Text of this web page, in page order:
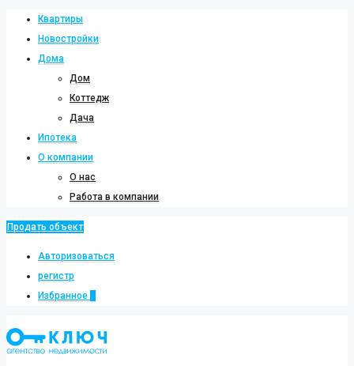
Квартиры
Новостройки
Дома
Дом
Коттедж
Дача
Ипотека
О компании
О нас
Работа в компании
Продать объект
Авторизоваться
регистр
Избранное